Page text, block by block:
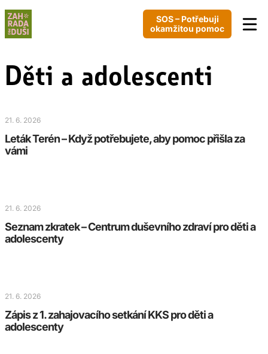
SOS – Potřebuji
okamžitou pomoc
Děti a adolescenti
21. 6. 2026
Leták Terén – Když potřebujete, aby pomoc přišla za
vámi
21. 6. 2026
Seznam zkratek – Centrum duševního zdraví pro děti a
adolescenty
21. 6. 2026
Zápis z 1. zahajovacího setkání KKS pro děti a
adolescenty